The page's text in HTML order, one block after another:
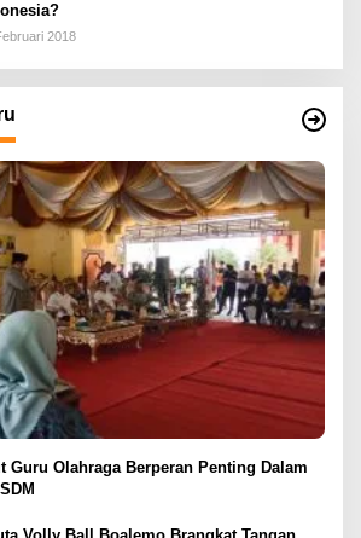
2018
Guru Olahraga Berperan Penting Dalam